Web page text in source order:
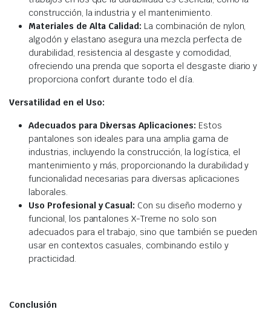
construcción, la industria y el mantenimiento.
Materiales de Alta Calidad: La combinación de nylon,
algodón y elastano asegura una mezcla perfecta de
durabilidad, resistencia al desgaste y comodidad,
ofreciendo una prenda que soporta el desgaste diario y
proporciona confort durante todo el día.
Versatilidad en el Uso:
Adecuados para Diversas Aplicaciones: Estos
pantalones son ideales para una amplia gama de
industrias, incluyendo la construcción, la logística, el
mantenimiento y más, proporcionando la durabilidad y
funcionalidad necesarias para diversas aplicaciones
laborales.
Uso Profesional y Casual: Con su diseño moderno y
funcional, los pantalones X-Treme no solo son
adecuados para el trabajo, sino que también se pueden
usar en contextos casuales, combinando estilo y
practicidad.
Conclusión